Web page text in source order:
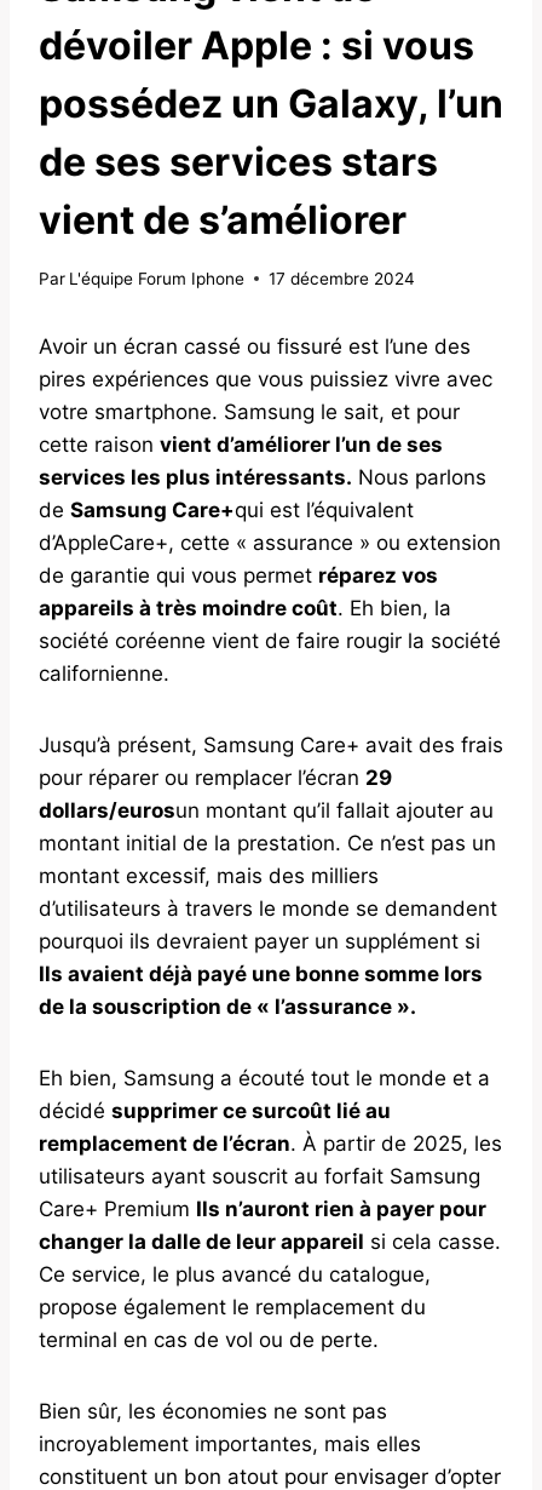
dévoiler Apple : si vous
possédez un Galaxy, l’un
de ses services stars
vient de s’améliorer
Par L'équipe Forum Iphone 17 décembre 2024
Avoir un écran cassé ou fissuré est l’une des
pires expériences que vous puissiez vivre avec
votre smartphone. Samsung le sait, et pour
cette raison vient d’améliorer l’un de ses
services les plus intéressants. Nous parlons
de Samsung Care+qui est l’équivalent
d’AppleCare+, cette « assurance » ou extension
de garantie qui vous permet réparez vos
appareils à très moindre coût. Eh bien, la
société coréenne vient de faire rougir la société
californienne.
Jusqu’à présent, Samsung Care+ avait des frais
pour réparer ou remplacer l’écran 29
dollars/eurosun montant qu’il fallait ajouter au
montant initial de la prestation. Ce n’est pas un
montant excessif, mais des milliers
d’utilisateurs à travers le monde se demandent
pourquoi ils devraient payer un supplément si
Ils avaient déjà payé une bonne somme lors
de la souscription de « l’assurance ».
Eh bien, Samsung a écouté tout le monde et a
décidé supprimer ce surcoût lié au
remplacement de l’écran. À partir de 2025, les
utilisateurs ayant souscrit au forfait Samsung
Care+ Premium Ils n’auront rien à payer pour
changer la dalle de leur appareil si cela casse.
Ce service, le plus avancé du catalogue,
propose également le remplacement du
terminal en cas de vol ou de perte.
Bien sûr, les économies ne sont pas
incroyablement importantes, mais elles
constituent un bon atout pour envisager d’opter